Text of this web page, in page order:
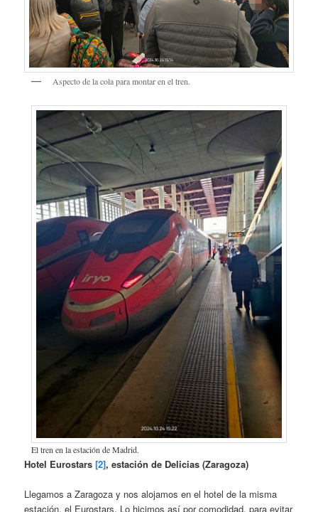
Aspecto de la cola para montar en el tren.
El tren en la estación de Madrid.
Hotel Eurostars[2], estación de Delicias (Zaragoza)
Llegamos a Zaragoza y nos alojamos en el hotel de la misma
estación, el Eurostars. Lo hicimos así por comodidad, para evitar